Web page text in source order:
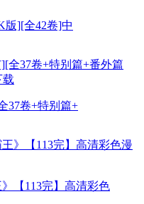
版][全42卷]中
37卷+特别篇+
【113完】高清彩色